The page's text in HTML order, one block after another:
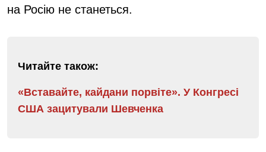
на Росію не станеться.
Читайте також:
«Вставайте, кайдани порвіте». У Конгресі
США зацитували Шевченка